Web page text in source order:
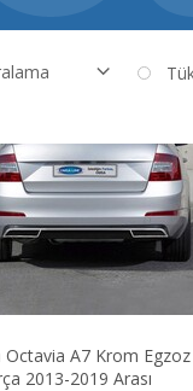
Octavia A7 Krom
2013-2019 Arası